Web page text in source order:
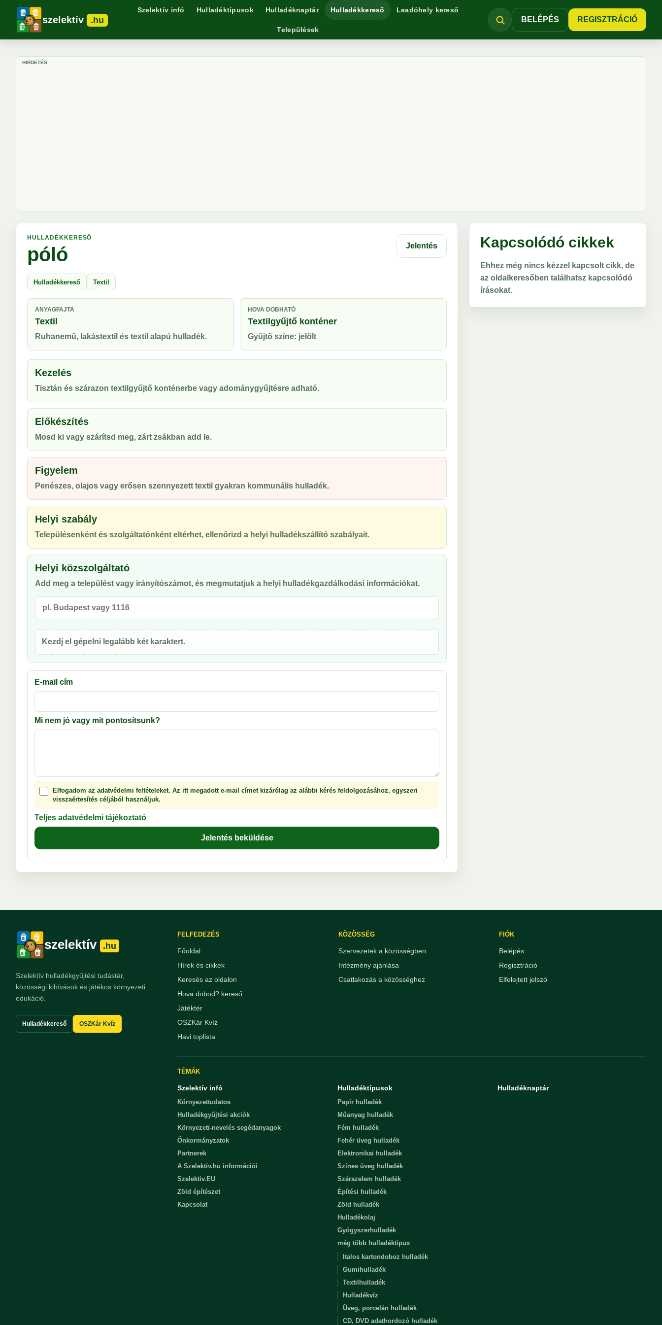
szelektív .hu
Szelektív infó Hulladéktípusok Hulladéknaptár Hulladékkereső Leadóhely kereső
Települések
BELÉPÉS REGISZTRÁCIÓ
HIRDETÉS
HULLADÉKKERESŐ
póló Jelentés
Hulladékkereső Textil
ANYAGFAJTA
Textil
Ruhanemű, lakástextil és textil alapú hulladék.
HOVA DOBHATÓ
Textilgyűjtő konténer
Gyűjtő színe: jelölt
Kezelés
Tisztán és szárazon textilgyűjtő konténerbe vagy adománygyűjtésre adható.
Előkészítés
Mosd ki vagy szárítsd meg, zárt zsákban add le.
Figyelem
Penészes, olajos vagy erősen szennyezett textil gyakran kommunális hulladék.
Helyi szabály
Településenként és szolgáltatónként eltérhet, ellenőrizd a helyi hulladékszállító szabályait.
Helyi közszolgáltató
Add meg a települést vagy irányítószámot, és megmutatjuk a helyi hulladékgazdálkodási információkat.
Kezdj el gépelni legalább két karaktert.
E-mail cím
Mi nem jó vagy mit pontosítsunk?
Elfogadom az adatvédelmi feltételeket. Az itt megadott e-mail címet kizárólag az alábbi kérés feldolgozásához, egyszeri
visszaértesítés céljából használjuk.
Teljes adatvédelmi tájékoztató
Jelentés beküldése
Kapcsolódó cikkek
Ehhez még nincs kézzel kapcsolt cikk, de
az oldalkeresőben találhatsz kapcsolódó
írásokat.
szelektív .hu
Szelektív hulladékgyűjtési tudástár,
közösségi kihívások és játékos környezeti
edukáció.
Hulladékkereső OSZKár Kvíz
FELFEDEZÉS
Főoldal
Hírek és cikkek
Keresés az oldalon
Hova dobod? kereső
Játéktér
OSZKár Kvíz
Havi toplista
KÖZÖSSÉG
Szervezetek a közösségben
Intézmény ajánlása
Csatlakozás a közösséghez
FIÓK
Belépés
Regisztráció
Elfelejtett jelszó
TÉMÁK
Szelektív infó
Környezettudatos
Hulladékgyűjtési akciók
Környezeti-nevelés segédanyagok
Önkormányzatok
Partnerek
A Szelektív.hu információi
Szelektiv.EU
Zöld építészet
Kapcsolat
Hulladéktípusok
Papír hulladék
Műanyag hulladék
Fém hulladék
Fehér üveg hulladék
Elektronikai hulladék
Színes üveg hulladék
Szárazelem hulladék
Építési hulladék
Zöld hulladék
Hulladékolaj
Gyógyszerhulladék
még több hulladéktipus
Italos kartondoboz hulladék
Gumihulladék
Textilhulladék
Hulladékvíz
Üveg, porcelán hulladék
CD, DVD adathordozó hulladék
Hulladéknaptár